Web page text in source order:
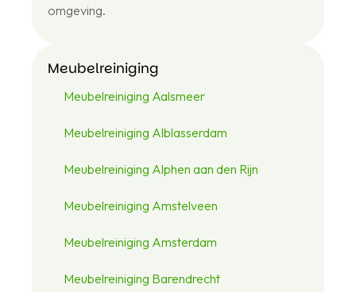
omgeving.
Meubelreiniging
Meubelreiniging Aalsmeer
Meubelreiniging Alblasserdam
Meubelreiniging Alphen aan den Rijn
Meubelreiniging Amstelveen
Meubelreiniging Amsterdam
Meubelreiniging Barendrecht